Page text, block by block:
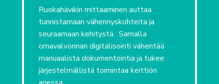
Ruokahävikin mittaaminen auttaa
tunnistamaan vähennyskohteita ja
seuraamaan kehitystä. Samalla
omavalvonnan digitalisointi vähentää
manuaalista dokumentointia ja tukee
järjestelmällistä toimintaa keittiön